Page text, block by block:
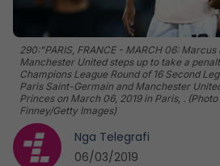
290:"PARIS, FRANCE - MARCH 06: Marcus
Manchester United steps up to take a
Champions League Round of 16 Second
Paris Saint-Germain and Manchester
Princes on March 06, 2019 in Paris, .
Finney/Getty Images)
Nga Telegrafi
06/03/2019